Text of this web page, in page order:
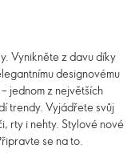
Vynikněte z davu díky
designovému
jednom z největších
trendy. Vyjádřete svůj
rty i nehty. Stylové nové
se na to.